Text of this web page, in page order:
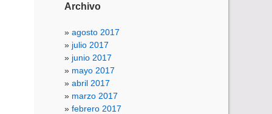
Archivo
agosto 2017
julio 2017
junio 2017
mayo 2017
abril 2017
marzo 2017
febrero 2017